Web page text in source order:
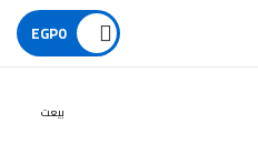
EGP0
بيعت